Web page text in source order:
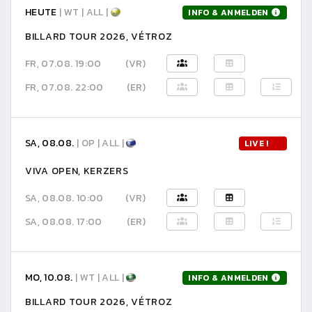
HEUTE | WT | ALL | INFO & ANMELDEN
BILLARD TOUR 2026, VÉTROZ
FR, 07.08. 19:00
(VR)
FR, 07.08. 22:00
(ER)
SA, 08.08. | OP | ALL | LIVE !
VIVA OPEN, KERZERS
SA, 08.08. 10:00
(VR)
SA, 08.08. 17:00
(ER)
MO, 10.08. | WT | ALL | INFO & ANMELDEN
BILLARD TOUR 2026, VÉTROZ